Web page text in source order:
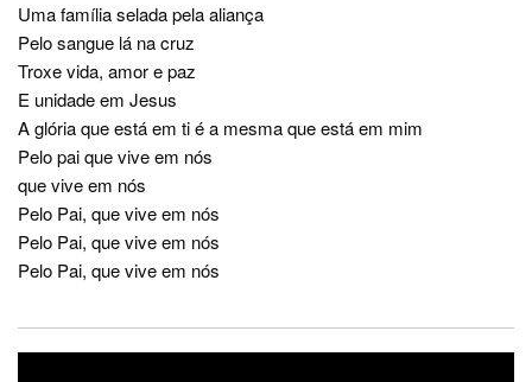
Uma família selada pela aliança
Pelo sangue lá na cruz
Troxe vida, amor e paz
E unidade em Jesus
A glória que está em ti é a mesma que está em mim
Pelo pai que vive em nós
que vive em nós
Pelo Pai, que vive em nós
Pelo Pai, que vive em nós
Pelo Pai, que vive em nós